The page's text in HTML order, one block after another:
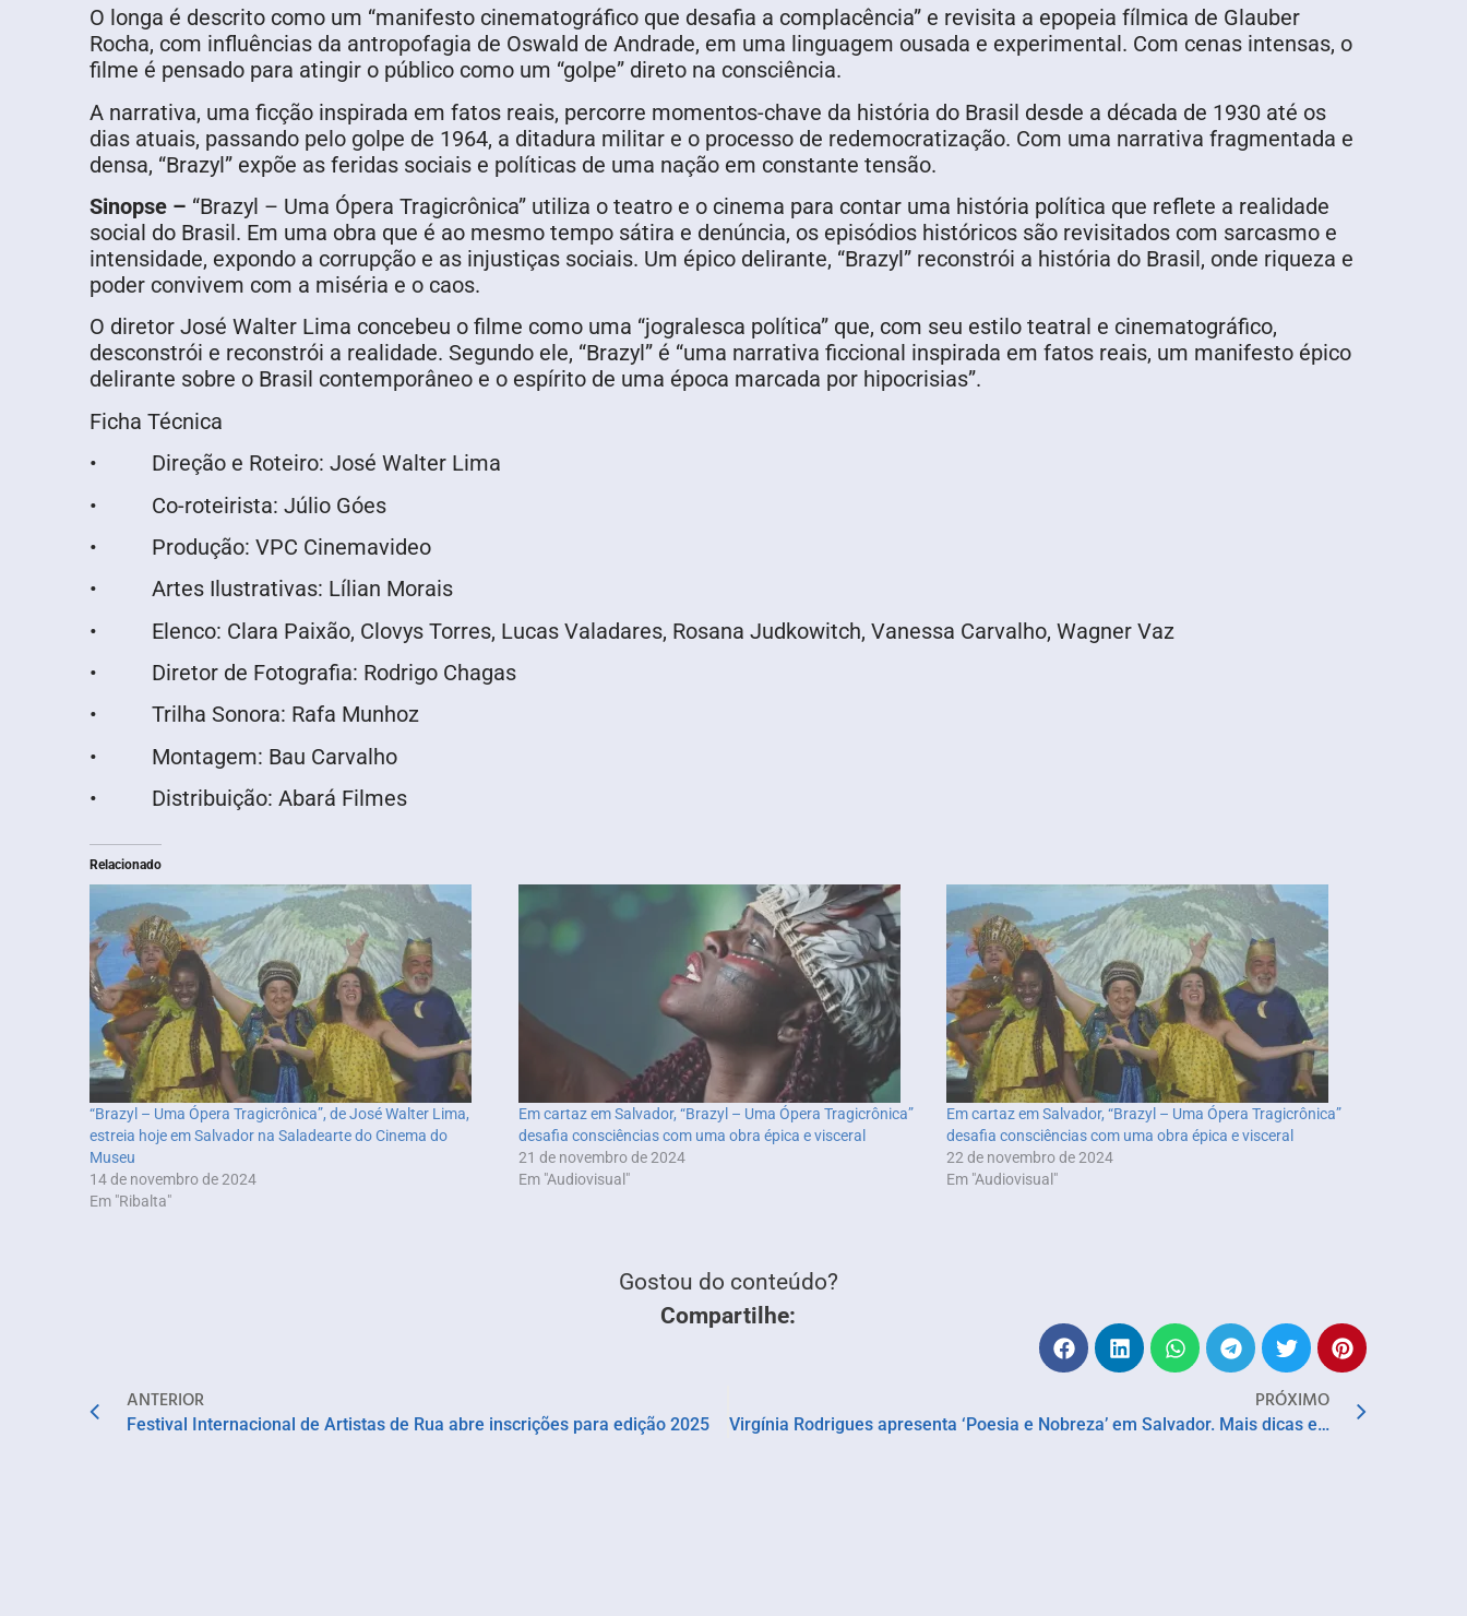
O longa é descrito como um “manifesto cinematográfico que desafia a complacência” e revisita a epopeia fílmica de Glauber
Rocha, com influências da antropofagia de Oswald de Andrade, em uma linguagem ousada e experimental. Com cenas intensas, o
filme é pensado para atingir o público como um “golpe” direto na consciência.
A narrativa, uma ficção inspirada em fatos reais, percorre momentos-chave da história do Brasil desde a década de 1930 até os
dias atuais, passando pelo golpe de 1964, a ditadura militar e o processo de redemocratização. Com uma narrativa fragmentada e
densa, “Brazyl” expõe as feridas sociais e políticas de uma nação em constante tensão.
Sinopse – “Brazyl – Uma Ópera Tragicrônica” utiliza o teatro e o cinema para contar uma história política que reflete a realidade
social do Brasil. Em uma obra que é ao mesmo tempo sátira e denúncia, os episódios históricos são revisitados com sarcasmo e
intensidade, expondo a corrupção e as injustiças sociais. Um épico delirante, “Brazyl” reconstrói a história do Brasil, onde riqueza e
poder convivem com a miséria e o caos.
O diretor José Walter Lima concebeu o filme como uma “jogralesca política” que, com seu estilo teatral e cinematográfico,
desconstrói e reconstrói a realidade. Segundo ele, “Brazyl” é “uma narrativa ficcional inspirada em fatos reais, um manifesto épico
delirante sobre o Brasil contemporâneo e o espírito de uma época marcada por hipocrisias”.
Ficha Técnica
• Direção e Roteiro: José Walter Lima
• Co-roteirista: Júlio Góes
• Produção: VPC Cinemavideo
• Artes Ilustrativas: Lílian Morais
• Elenco: Clara Paixão, Clovys Torres, Lucas Valadares, Rosana Judkowitch, Vanessa Carvalho, Wagner Vaz
• Diretor de Fotografia: Rodrigo Chagas
• Trilha Sonora: Rafa Munhoz
• Montagem: Bau Carvalho
• Distribuição: Abará Filmes
Relacionado
“Brazyl – Uma Ópera Tragicrônica”, de José Walter Lima,
estreia hoje em Salvador na Saladearte do Cinema do
Museu
14 de novembro de 2024
Em "Ribalta"
Em cartaz em Salvador, “Brazyl – Uma Ópera Tragicrônica”
desafia consciências com uma obra épica e visceral
21 de novembro de 2024
Em "Audiovisual"
Em cartaz em Salvador, “Brazyl – Uma Ópera Tragicrônica”
desafia consciências com uma obra épica e visceral
22 de novembro de 2024
Em "Audiovisual"
Gostou do conteúdo?
Compartilhe:
ANTERIOR
Festival Internacional de Artistas de Rua abre inscrições para edição 2025
PRÓXIMO
Virgínia Rodrigues apresenta ‘Poesia e Nobreza’ em Salvador. Mais dicas em Saia de Casa